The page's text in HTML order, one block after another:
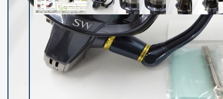
SA(2957)
A(17334)
B+ (12312)
B(22007)
(38864)